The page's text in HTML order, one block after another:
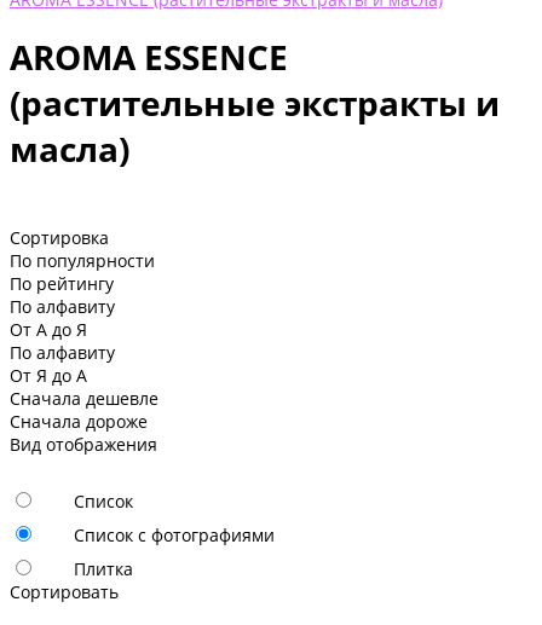
AROMA ESSENCE
(растительные экстракты и
масла)
Сортировка
По популярности
По рейтингу
По алфавиту
От А до Я
По алфавиту
От Я до А
Сначала дешевле
Сначала дороже
Вид отображения
Список
Список с фотографиями
Плитка
Сортировать